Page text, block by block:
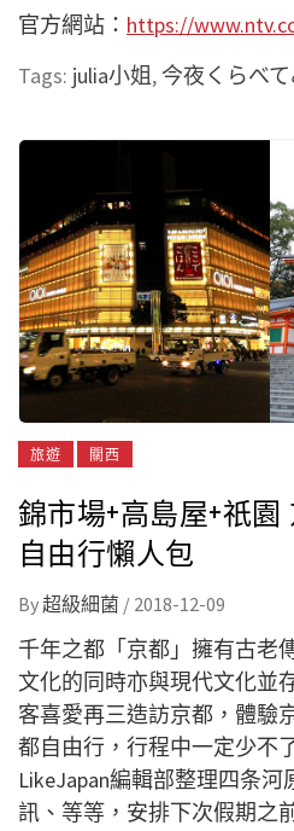
官方網站： https://
Tags: julia小姐, 今夜くらべ
旅遊 關西
錦市場+高島屋+祇
自由行懶人包
By超級細菌 / 2018-12-09
千年之都「京都」擁有古老
文化的同時亦與現代文化並
客喜愛再三造訪京都，體驗
都自由行，行程中一定少不
LikeJapan編輯部整理四条
訊、等等，安排下次假期之